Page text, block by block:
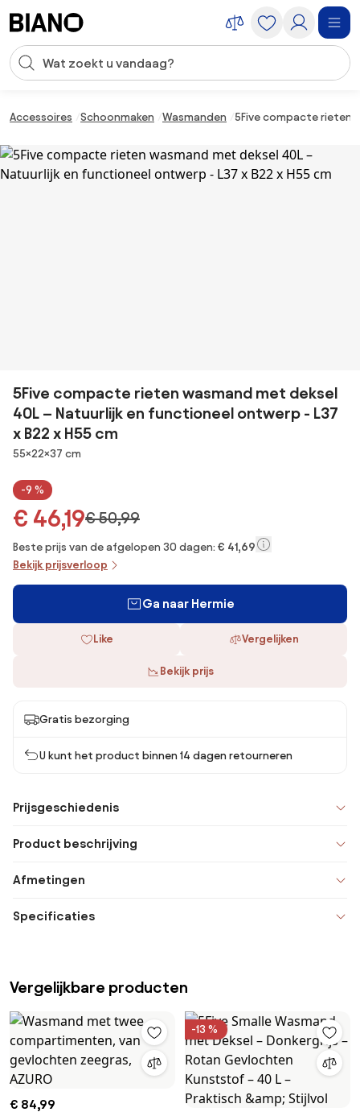
Zoekopdracht invoeren
Accessoires Schoonmaken Wasmanden 5Five compacte rieten
5Five compacte rieten wasmand met deksel
40L – Natuurlijk en functioneel ontwerp - L37
x B22 x H55 cm
Afmetingen
55×22×37 cm
-9 %
€ 46,19€ 50,99
Beste prijs van de afgelopen 30 dagen: € 41,69
Bekijk prijsverloop
Ga naar Hermie
Like Vergelijken
Bekijk prijs
Gratis bezorging
U kunt het product binnen 14 dagen retourneren
Prijsgeschiedenis
Product beschrijving
Afmetingen
Specificaties
Vergelijkbare producten
€ 84,99
-13 %